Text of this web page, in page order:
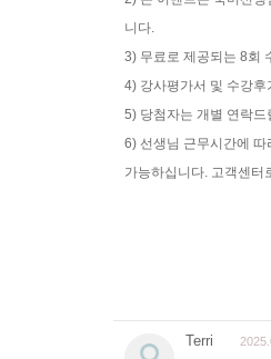
니다.
3) 무료로 제공되는 8회
4) 강사평가서 및 수강
5) 당첨자는 개별 연락
6) 선생님 근무시간에
가능하십니다. 고객센터